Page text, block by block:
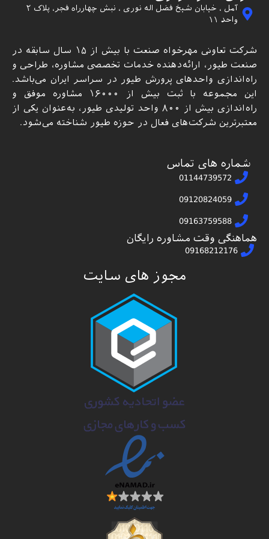
آمل ، خیابان شیخ فضل اله نوری ، نبش چهارراه فجر، پلاک ۲
واحد ۱۱
شرکت تعاونی مهرخواه صنعت با بیش از ۱۵ سال سابقه در
صنعت طیور، ارائه‌دهنده خدمات تخصصی مشاوره، طراحی و
راه‌اندازی واحدهای پرورش طیور در سراسر ایران می‌باشد.
این مجموعه با ثبت بیش از ۱۶۰۰۰ مشاوره موفق و
راه‌اندازی بیش از ۸۰۰ واحد تولیدی طیور، به‌عنوان یکی از
معتبرترین شرکت‌های فعال در حوزه طیور شناخته می‌شود.
شماره های تماس
01144739572
09120824059
09163759588
هماهنگی وقت مشاوره رایگان
09168212176
مجوز های سایت